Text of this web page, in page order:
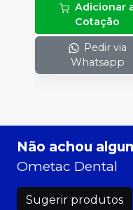
Adicionar
Cotação
Pedir via
Whatsapp
Não achou
Ometac Dental
Sugerir produtos